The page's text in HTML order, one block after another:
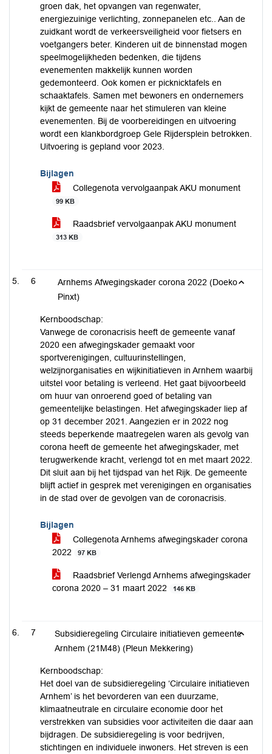
groen dak, het opvangen van regenwater,
energiezuinige verlichting, zonnepanelen etc.. Aan de
zuidkant wordt de verkeersveiligheid voor fietsers en
voetgangers beter. Kinderen uit de binnenstad mogen
speelmogelijkheden bedenken, die tijdens
evenementen makkelijk kunnen worden
gedemonteerd. Ook komen er picknicktafels en
schaaktafels. Samen met bewoners en ondernemers
kijkt de gemeente naar het stimuleren van kleine
evenementen. Bij de voorbereidingen en uitvoering
wordt een klankbordgroep Gele Rijdersplein betrokken.
Uitvoering is gepland voor 2023.
Bijlagen
Collegenota vervolgaanpak AKU monument
99 KB
Raadsbrief vervolgaanpak AKU monument
313 KB
6
Arnhems Afwegingskader corona 2022 (Doeko
Pinxt)
Kernboodschap:
Vanwege de coronacrisis heeft de gemeente vanaf
2020 een afwegingskader gemaakt voor
sportverenigingen, cultuurinstellingen,
welzijnorganisaties en wijkinitiatieven in Arnhem waarbij
uitstel voor betaling is verleend. Het gaat bijvoorbeeld
om huur van onroerend goed of betaling van
gemeentelijke belastingen. Het afwegingskader liep af
op 31 december 2021. Aangezien er in 2022 nog
steeds beperkende maatregelen waren als gevolg van
corona heeft de gemeente het afwegingskader, met
terugwerkende kracht, verlengd tot en met maart 2022.
Dit sluit aan bij het tijdspad van het Rijk. De gemeente
blijft actief in gesprek met verenigingen en organisaties
in de stad over de gevolgen van de coronacrisis.
Bijlagen
Collegenota Arnhems afwegingskader corona
2022
97 KB
Raadsbrief Verlengd Arnhems afwegingskader
corona 2020 – 31 maart 2022
146 KB
7
Subsidieregeling Circulaire initiatieven gemeente
Arnhem (21M48) (Pleun Mekkering)
Kernboodschap:
Het doel van de subsidieregeling ‘Circulaire initiatieven
Arnhem’ is het bevorderen van een duurzame,
klimaatneutrale en circulaire economie door het
verstrekken van subsidies voor activiteiten die daar aan
bijdragen. De subsidieregeling is voor bedrijven,
stichtingen en individuele inwoners. Het streven is een